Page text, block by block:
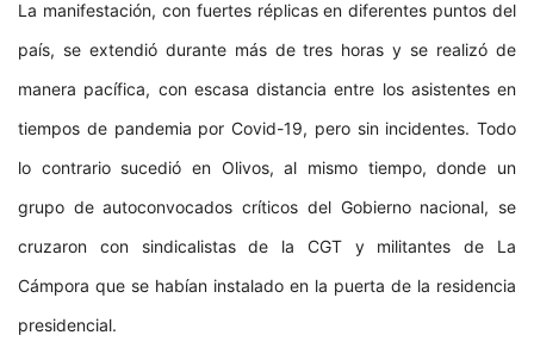
La manifestación, con fuertes réplicas en diferentes puntos del
país, se extendió durante más de tres horas y se realizó de
manera pacífica, con escasa distancia entre los asistentes en
tiempos de pandemia por Covid-19, pero sin incidentes. Todo
lo contrario sucedió en Olivos, al mismo tiempo, donde un
grupo de autoconvocados críticos del Gobierno nacional, se
cruzaron con sindicalistas de la CGT y militantes de La
Cámpora que se habían instalado en la puerta de la residencia
presidencial.